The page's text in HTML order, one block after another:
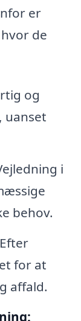
er
de
og
uanset
i
behov.
Efter
for at
affald.